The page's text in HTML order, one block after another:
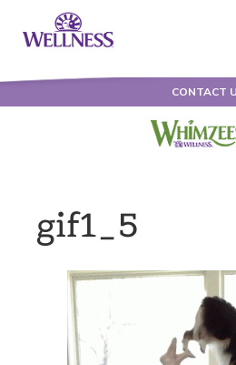
CONTACT
gif1_5